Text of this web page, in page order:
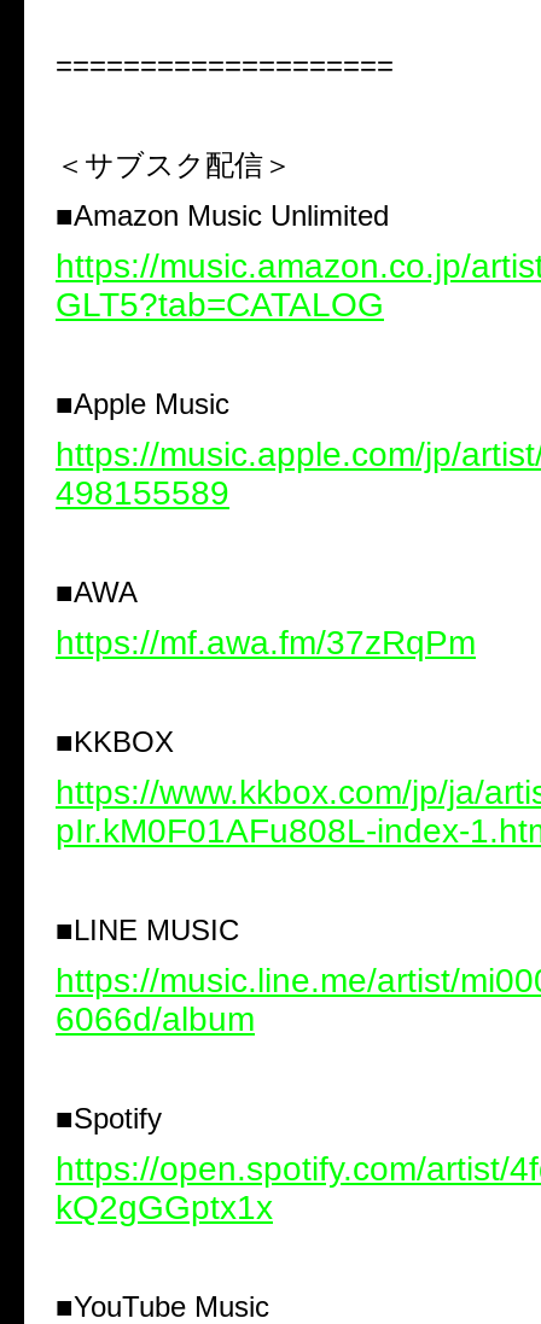
====================
＜サブスク配信＞
■Amazon Music Unlimited
https://music.amazon.co.jp/
GLT5?tab=CATALOG
■Apple Music
https://music.apple.com/jp/
498155589
■AWA
https://mf.awa.fm/37zRqPm
■KKBOX
https://www.kkbox.com/jp/ja/
pIr.kM0F01AFu808L-index-
■LINE MUSIC
https://music.line.me/artist/
6066d/album
■Spotify
https://open.spotify.com/artist/
kQ2gGGptx1x
■YouTube Music